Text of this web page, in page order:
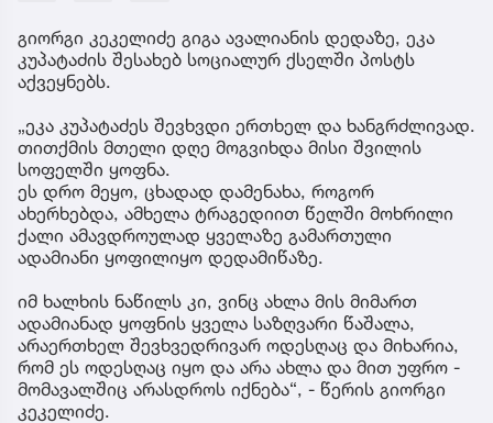
გიორგი კეკელიძე გიგა ავალიანის დედაზე, ეკა
კუპატაძის შესახებ სოციალურ ქსელში პოსტს
აქვეყნებს.
„ეკა კუპატაძეს შევხვდი ერთხელ და ხანგრძლივად.
თითქმის მთელი დღე მოგვიხდა მისი შვილის
სოფელში ყოფნა.
ეს დრო მეყო, ცხადად დამენახა, როგორ
ახერხებდა, ამხელა ტრაგედიით წელში მოხრილი
ქალი ამავდროულად ყველაზე გამართული
ადამიანი ყოფილიყო დედამიწაზე.
იმ ხალხის ნაწილს კი, ვინც ახლა მის მიმართ
ადამიანად ყოფნის ყველა საზღვარი წაშალა,
არაერთხელ შევხვედრივარ ოდესღაც და მიხარია,
რომ ეს ოდესღაც იყო და არა ახლა და მით უფრო -
მომავალშიც არასდროს იქნება“, - წერის გიორგი
კეკელიძე.